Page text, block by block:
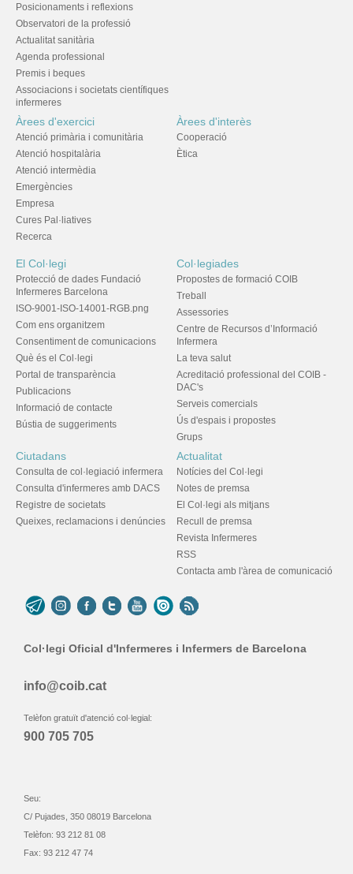
Posicionaments i reflexions
Observatori de la professió
Actualitat sanitària
Agenda professional
Premis i beques
Associacions i societats científiques
infermeres
Àrees d'exercici
Atenció primària i comunitària
Atenció hospitalària
Atenció intermèdia
Emergències
Empresa
Cures Pal·liatives
Recerca
Àrees d'interès
Cooperació
Ètica
El Col·legi
Protecció de dades Fundació
Infermeres Barcelona
ISO-9001-ISO-14001-RGB.png
Com ens organitzem
Consentiment de comunicacions
Què és el Col·legi
Portal de transparència
Publicacions
Informació de contacte
Bústia de suggeriments
Col·legiades
Propostes de formació COIB
Treball
Assessories
Centre de Recursos d’Informació
Infermera
La teva salut
Acreditació professional del COIB -
DAC's
Serveis comercials
Ús d'espais i propostes
Grups
Ciutadans
Consulta de col·legiació infermera
Consulta d'infermeres amb DACS
Registre de societats
Queixes, reclamacions i denúncies
Actualitat
Notícies del Col·legi
Notes de premsa
El Col·legi als mitjans
Recull de premsa
Revista Infermeres
RSS
Contacta amb l'àrea de comunicació
Col·legi Oficial d'Infermeres i Infermers de Barcelona
info@coib.cat
Telèfon gratuït d'atenció col·legial:
900 705 705
Seu:
C/ Pujades, 350 08019 Barcelona
Telèfon: 93 212 81 08
Fax: 93 212 47 74